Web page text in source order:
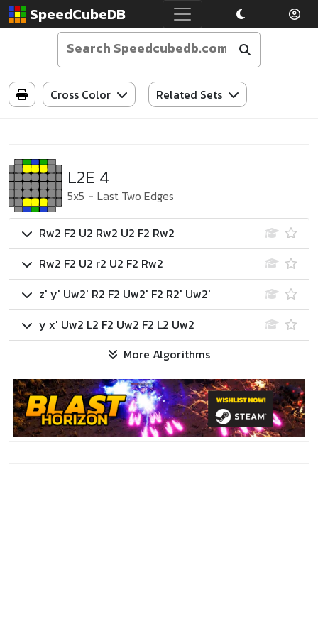
SpeedCubeDB
Cross Color Related Sets
L2E 4
5x5 - Last Two Edges
Rw2 F2 U2 Rw2 U2 F2 Rw2
Rw2 F2 U2 r2 U2 F2 Rw2
z' y' Uw2' R2 F2 Uw2' F2 R2' Uw2'
y x' Uw2 L2 F2 Uw2 F2 L2 Uw2
More Algorithms